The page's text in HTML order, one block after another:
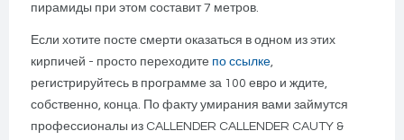
пирамиды при этом составит 7 метров.
Если хотите посте смерти оказаться в одном из этих
кирпичей - просто переходите по ссылке,
регистрируйтесь в программе за 100 евро и ждите,
собственно, конца. По факту умирания вами займутся
профессионалы из CALLENDER CALLENDER CAUTY &